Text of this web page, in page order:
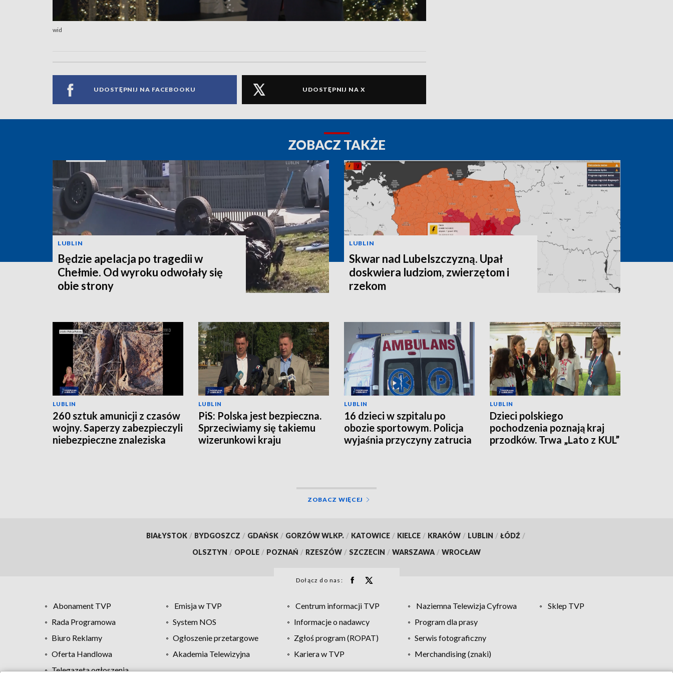
wid
UDOSTĘPNIJ NA FACEBOOKU UDOSTĘPNIJ NA X
ZOBACZ TAKŻE
LUBLIN
Będzie apelacja po tragedii w
Chełmie. Od wyroku odwołały się
obie strony
LUBLIN
Skwar nad Lubelszczyzną. Upał
doskwiera ludziom, zwierzętom i
rzekom
LUBLIN
260 sztuk amunicji z czasów
wojny. Saperzy zabezpieczyli
niebezpieczne znaleziska
LUBLIN
PiS: Polska jest bezpieczna.
Sprzeciwiamy się takiemu
wizerunkowi kraju
LUBLIN
16 dzieci w szpitalu po
obozie sportowym. Policja
wyjaśnia przyczyny zatrucia
LUBLIN
Dzieci polskiego
pochodzenia poznają kraj
przodków. Trwa „Lato z KUL”
ZOBACZ WIĘCEJ
BIAŁYSTOK / BYDGOSZCZ / GDAŃSK / GORZÓW WLKP. / KATOWICE / KIELCE / KRAKÓW / LUBLIN / ŁÓDŹ /
OLSZTYN / OPOLE / POZNAŃ / RZESZÓW / SZCZECIN / WARSZAWA / WROCŁAW
Dołącz do nas:
Abonament TVP Emisja w TVP Centrum informacji TVP Naziemna Telewizja Cyfrowa
Sklep TVP
Rada Programowa
System NOS Informacje o nadawcy
Program dla prasy
Biuro Reklamy
Ogłoszenie przetargowe Zgłoś program (ROPAT)
Serwis fotograficzny
Oferta Handlowa
Akademia Telewizyjna Kariera w TVP
Merchandising (znaki)
Telegazeta ogłoszenia